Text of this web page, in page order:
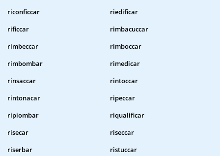
riconficcar
riedificar
rificcar
rimbacuccar
rimbeccar
rimboccar
rimbombar
rimedicar
rinsaccar
rintoccar
rintonacar
ripeccar
ripiombar
riqualificar
risecar
riseccar
riserbar
ristuccar